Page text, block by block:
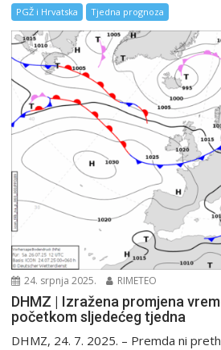
PGŽ i Hrvatska Tjedna prognoza
24. srpnja 2025. RIMETEO
DHMZ | Izražena promjena
početkom sljedećeg tjedna
DHMZ, 24. 7. 2025. – Premda ni